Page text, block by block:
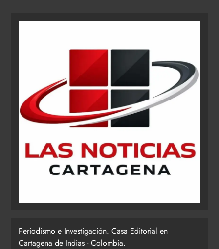
Periodismo e Investigación. Casa Editorial en
Cartagena de Indias - Colombia.